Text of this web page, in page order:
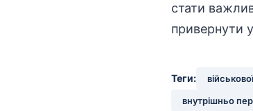
стати
привернути
Теги:
внутрішньо